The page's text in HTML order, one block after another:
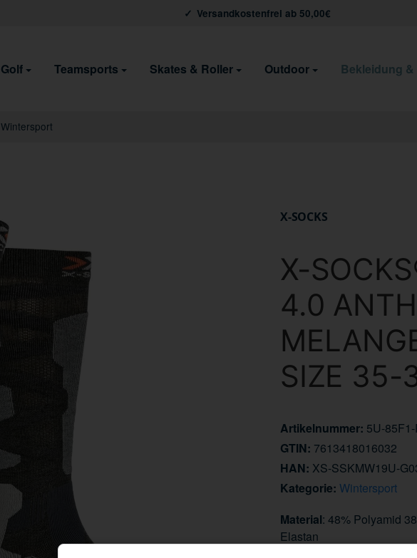
Versandkostenfrei ab 50,00€
Golf Teamsports Skates & Roller Outdoor Bekleidung
Wintersport
X-SOCKS
X-
4.0
SIZE 35-
Artikelnummer: 5U-
GTIN: 7613418016032
HAN: XS-SSKMW19U-
Kategorie: Wintersport
Material: 48% Polyamid
Elastan